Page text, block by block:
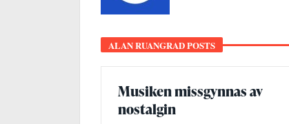
ALAN RUANGRAD POSTS
Musiken missgynnas av
nostalgin